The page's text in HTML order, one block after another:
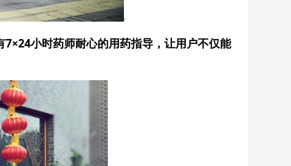
小时药师耐心的用药指导，让用户不仅能